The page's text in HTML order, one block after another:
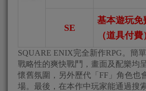
SE
基本遊玩免
（道具付費
SQUARE ENIX完全新作RPG。簡
戰略性的爽快戰鬥，畫面及配樂均
懷舊氛圍，另外歷代「FF」角色也
場。最後，在本作中玩家能通過搜